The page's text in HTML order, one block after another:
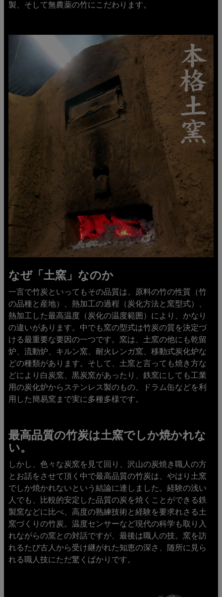
製、そして無農薬の竹にこだわります。
なぜ「土窯」なのか
一言で竹炭といってもその品質は、原料の竹の性質（竹
の品種と産地）、熱加工の過程（炭化方法と窯型式）、
熱加工した最高温度（炭化の温度範囲）により、かなり
の違いがあります。中でも窯の型式は竹炭の質を決定づ
ける最重要な要因の一つです。窯は、土窯の他にも乾留
炉、流動炉、キルン窯、耐火レンガ窯、移動式炭化炉な
どの種類があります。そして、土窯と言っても焼き方な
どにより白炭窯、黒炭窯があったり、鉄窯にしても工業
用の炭化炉からステンレス製のもの、ドラム缶などを利
用した簡易窯まで実に多種多様です。
最高品質の竹炭は土窯でしか焼かれな
い。
しかし、色々な炭窯を見て回り、沢山の炭焼き職人の方
とお話をさせて頂く中で最高品質の竹炭は、やはり土窯
でしか焼かれないという結論に達しました。経験の浅い
人でも、比較的安定した品質の炭を焼くことができる鉄
製窯などに比べ、高度の熟練技術と経験を要求れさる土
窯づくりの竹炭。温度センサーなど現代の科学も取り入
れながらの窯との対話ですが、最後は職人の技。窯を訪
れるたび古人から受け継がれた知恵の深さ、随所に見ら
れる職人技にただ驚くばかりです。